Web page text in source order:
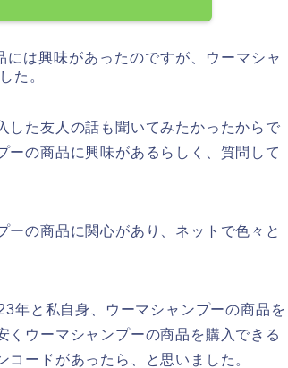
は興味があったのですが、ウーマシャ
た。
した友人の話も聞いてみたかったからで
の商品に興味があるらしく、質問して
の商品に関心があり、ネットで色々と
年と私自身、ウーマシャンプーの商品を
ウーマシャンプーの商品を購入できる
ードがあったら、と思いました。